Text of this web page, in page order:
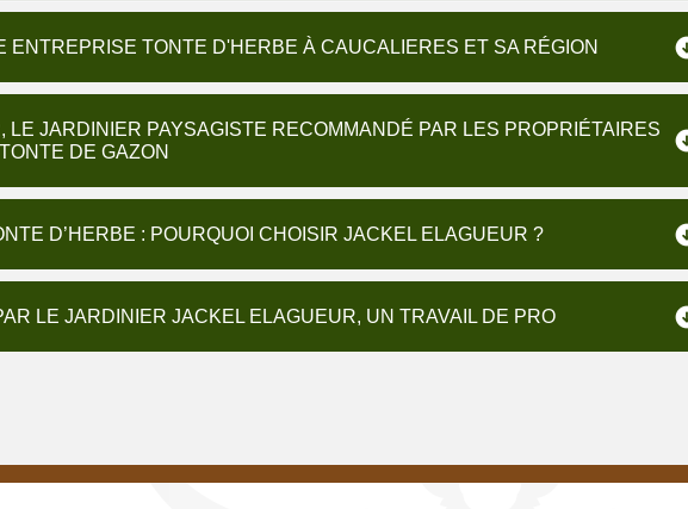
ENTREPRISE TONTE D'HERBE À CAUCALIERES ET SA RÉGION
LE JARDINIER PAYSAGISTE RECOMMANDÉ PAR LES PROPRIÉTAIRES
DE GAZON
D’HERBE : POURQUOI CHOISIR JACKEL ELAGUEUR ?
LE JARDINIER JACKEL ELAGUEUR, UN TRAVAIL DE PRO